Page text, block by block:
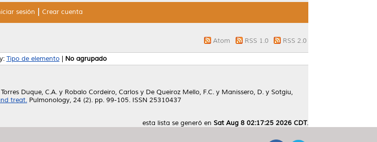
sesión Crear cuenta
Atom RSS 1.0 RSS 2.0
Tipo de elemento| No agrupado
Torres Duque, C.A. y Robalo Cordeiro, Carlos y De Queiroz Mello, F.C. y Manissero, D. y Sotgiu,
treat. Pulmonology, 24 (2). pp. 99-105. ISSN 25310437
esta lista se generó en Sat Aug 8 02:17:25 2026 CDT.